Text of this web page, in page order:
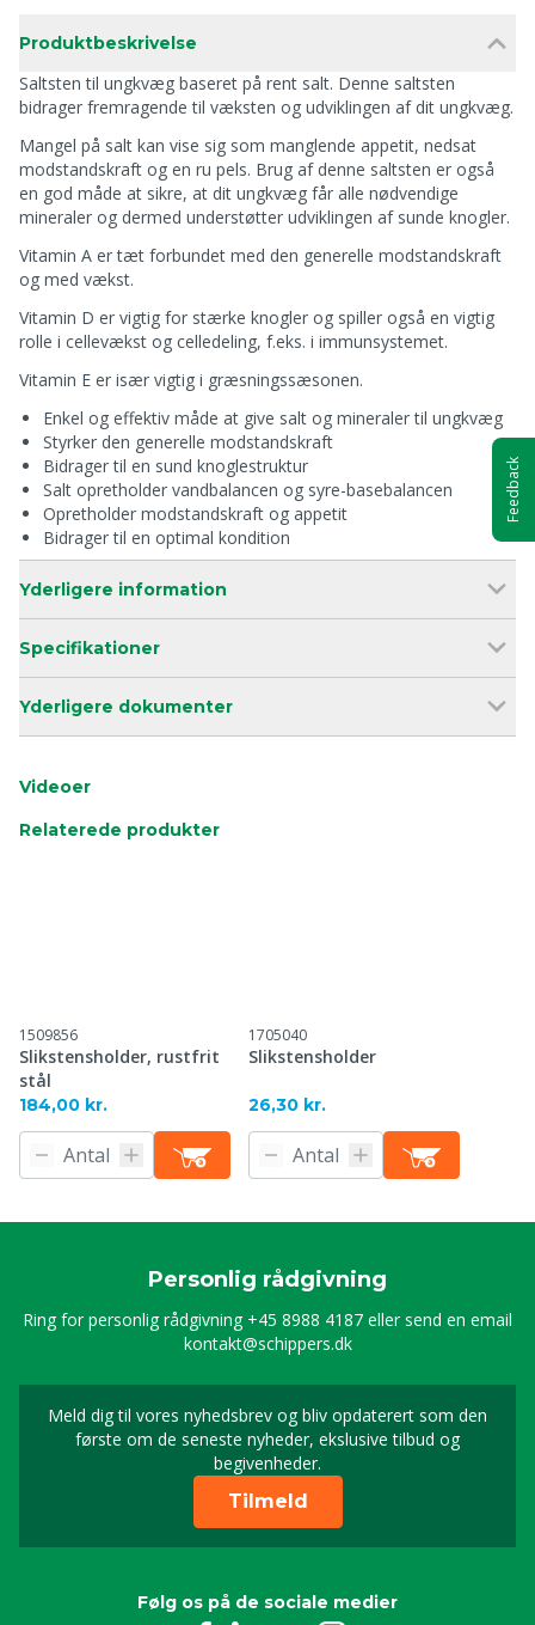
Produktbeskrivelse
Saltsten til ungkvæg baseret på rent salt. Denne saltsten
bidrager fremragende til væksten og udviklingen af dit ungkvæg.
Mangel på salt kan vise sig som manglende appetit, nedsat
modstandskraft og en ru pels. Brug af denne saltsten er også
en god måde at sikre, at dit ungkvæg får alle nødvendige
mineraler og dermed understøtter udviklingen af sunde knogler.
Vitamin A er tæt forbundet med den generelle modstandskraft
og med vækst.
Vitamin D er vigtig for stærke knogler og spiller også en vigtig
rolle i cellevækst og celledeling, f.eks. i immunsystemet.
Vitamin E er især vigtig i græsningssæsonen.
Enkel og effektiv måde at give salt og mineraler til ungkvæg
Styrker den generelle modstandskraft
Bidrager til en sund knoglestruktur
Salt opretholder vandbalancen og syre-basebalancen
Opretholder modstandskraft og appetit
Bidrager til en optimal kondition
Yderligere information
Specifikationer
Yderligere dokumenter
Videoer
Relaterede produkter
1509856
Slikstensholder, rustfrit
stål
184,00 kr.
1705040
Slikstensholder
26,30 kr.
Personlig rådgivning
Ring for personlig rådgivning +45 8988 4187 eller send en email
kontakt@schippers.dk
Meld dig til vores nyhedsbrev og bliv opdaterert som den
første om de seneste nyheder, ekslusive tilbud og
begivenheder.
Timeld dig vores
Tilmeld
Følg os på de sociale medier
Feedback